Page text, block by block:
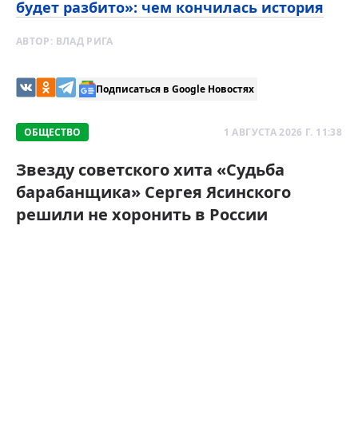
будет разбито»: чем кончилась история
АВТОР: ВЛАД РИГА
Подписаться в Google Новостях
ОБЩЕСТВО 1 АВГУСТА 2026 Г. 11:38
Звезду советского хита «Судьба
барабанщика» Сергея Ясинского
решили не хоронить в России